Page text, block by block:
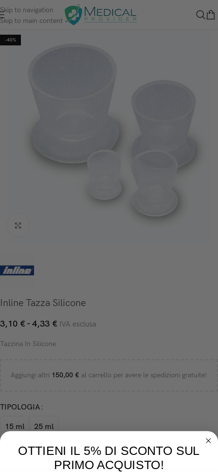
Skip to navigation
Skip to main content
-40%
Inline Tazza Silicone
3,10 €-4,33 € IVA esclusa
Tazzina In Silicone
Aggiungi altri 150,00 € al carrello per avere le spedizioni gratuite!
TIPOLOGIA
15 ml 25 ml
+
OTTIENI IL 5% DI SCONTO SUL
PRIMO ACQUISTO!